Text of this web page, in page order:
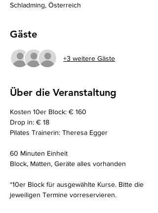
Schladming, Österreich
Gäste
+3 weitere Gäste
Über die Veranstaltung
Kosten 10er Block: € 160
Drop in: € 18
Pilates Trainerin: Theresa Egger
60 Minuten Einheit
Block, Matten, Geräte alles vorhanden
*10er Block für ausgewählte Kurse. Bitte die
jeweiligen Termine vorreservieren.